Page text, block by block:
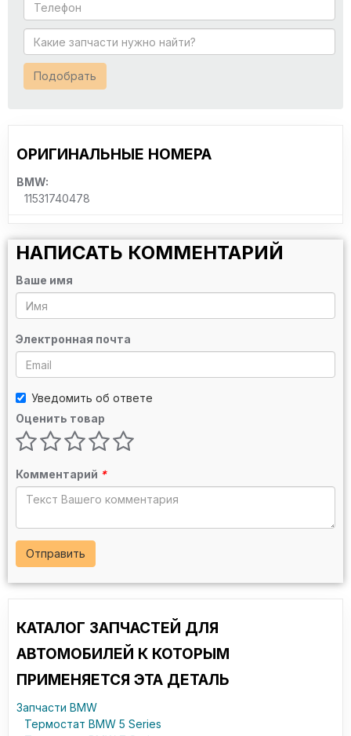
Подобрать
ОРИГИНАЛЬНЫЕ НОМЕРА
BMW:
11531740478
НАПИСАТЬ КОММЕНТАРИЙ
Ваше имя
Электронная почта
Уведомить об ответе
Оценить товар
Комментарий *
Отправить
КАТАЛОГ ЗАПЧАСТЕЙ ДЛЯ
АВТОМОБИЛЕЙ К КОТОРЫМ
ПРИМЕНЯЕТСЯ ЭТА ДЕТАЛЬ
Запчасти BMW
Термостат BMW 5 Series